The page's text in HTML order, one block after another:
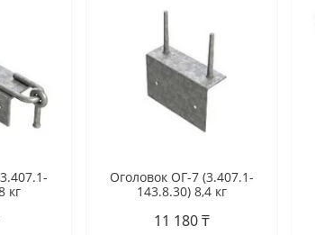
кг
Оголовок ОГ-7 (3.407.1-
143.8.30) 8,4 кг
11 180 ₸